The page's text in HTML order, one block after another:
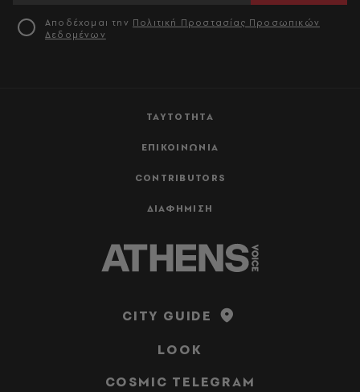
ΤΑΥΤΟΤΗΤΑ
ΕΠΙΚΟΙΝΩΝΙΑ
CONTRIBUTORS
ΔΙΑΦΗΜΙΣΗ
Αποδέχομαι την Πολιτική Προστασίας Προσωπικών
Δεδομένων
CITY GUIDE
LOOK
COSMIC TELEGRAM